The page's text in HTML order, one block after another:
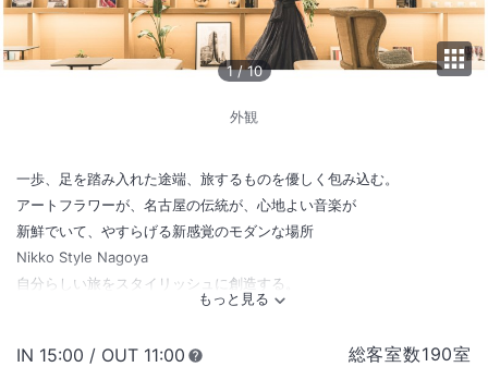
1 /10
外観
一歩、足を踏み入れた途端、旅するものを優しく包み込む。
アートフラワーが、名古屋の伝統が、心地よい音楽が
新鮮でいて、やすらげる新感覚のモダンな場所
Nikko Style Nagoya
自分らしい旅をスタイリッシュに創造する。
総客室数190室
IN チェックイン
15:00 / OUT チェックアウト
11:00